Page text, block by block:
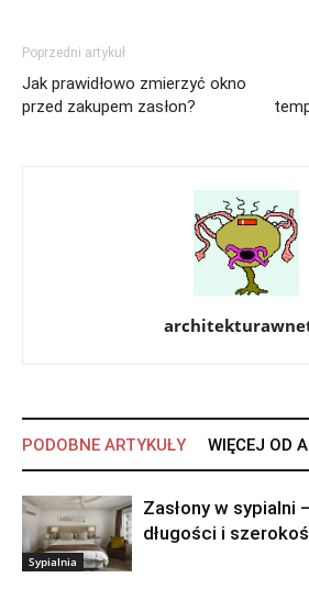
Poprzedni artykuł
Jak prawidłowo zmierzyć okno
przed zakupem zasłon?
PODOBNE ARTYKUŁY WIĘCEJ OD
Sypialnia
Zasłony w sypialni
długości i